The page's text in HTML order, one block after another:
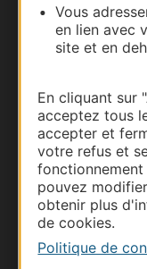
Vous
en lien avec
site et en
En cliquant sur
acceptez tous
accepter et
votre refus et
pouvez
obtenir plus
de cookies.
Politique de
Thermalisme
Business/Mice
Pros